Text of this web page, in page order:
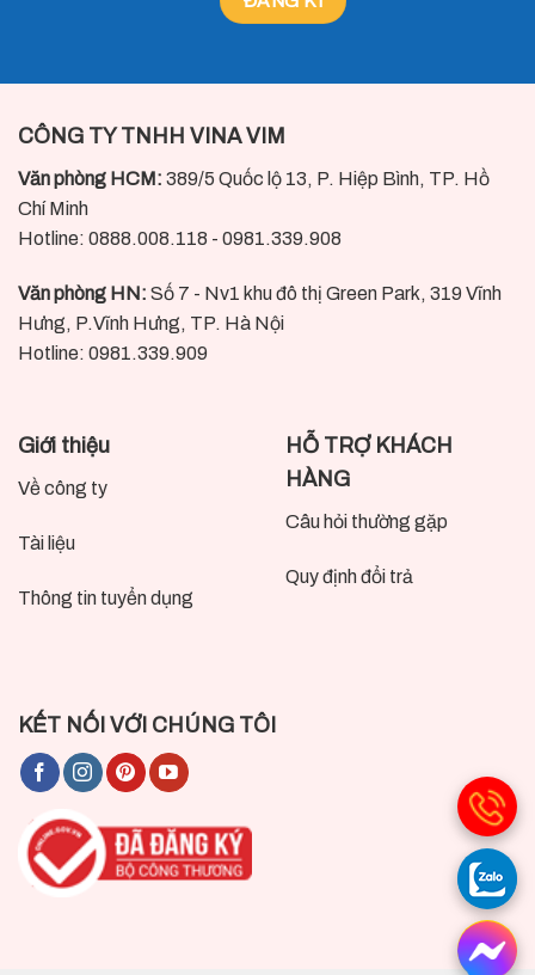
CÔNG TY TNHH VINA VIM
Văn phòng HCM: 389/5 Quốc lộ 13, P. Hiệp Bình, TP. Hồ
Chí Minh
Hotline: 0888.008.118 - 0981.339.908
Văn phòng HN: Số 7 - Nv1 khu đô thị Green Park, 319 Vĩnh
Hưng, P.Vĩnh Hưng, TP. Hà Nội
Hotline: 0981.339.909
Giới thiệu
Về công ty
Tài liệu
Thông tin tuyển dụng
HỖ TRỢ KHÁCH
HÀNG
Câu hỏi thường gặp
Quy định đổi trả
KẾT NỐI VỚI CHÚNG TÔI